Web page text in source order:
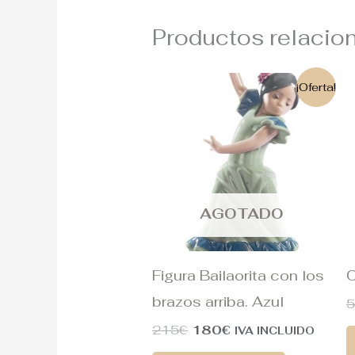
Productos
¡Oferta!
AGOTADO
Figura Bailaorita con los
brazos arriba. Azul
215€
precio
original
215€.
180€
El
precio
actual
es:
180€.
IVA INCLUIDO